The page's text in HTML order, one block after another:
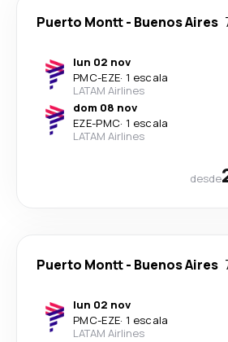
Puerto Montt- Buenos Aires
lun 02 nov
PMC-EZE· 1 escala
LATAM Airlines
dom 08 nov
EZE-PMC· 1 escala
LATAM Airlines
desde
Puerto Montt- Buenos Aires
lun 02 nov
PMC-EZE· 1 escala
LATAM Airlines